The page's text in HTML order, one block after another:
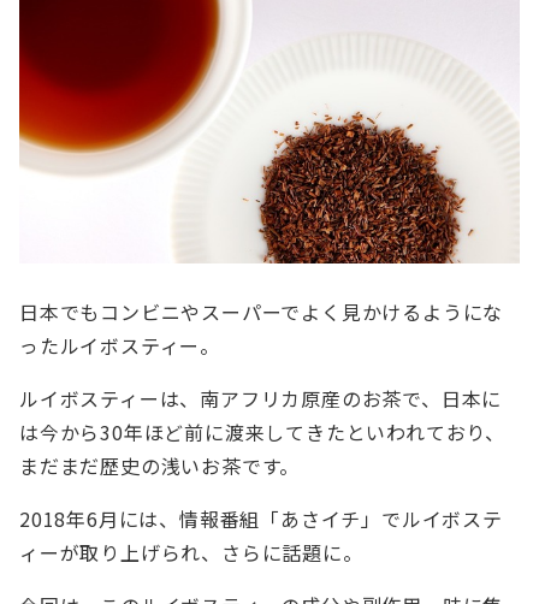
日本でもコンビニやスーパーでよく見かけるようにな
ったルイボスティー。
ルイボスティーは、南アフリカ原産のお茶で、日本に
は今から30年ほど前に渡来してきたといわれており、
まだまだ歴史の浅いお茶です。
2018年6月には、情報番組「あさイチ」でルイボステ
ィーが取り上げられ、さらに話題に。